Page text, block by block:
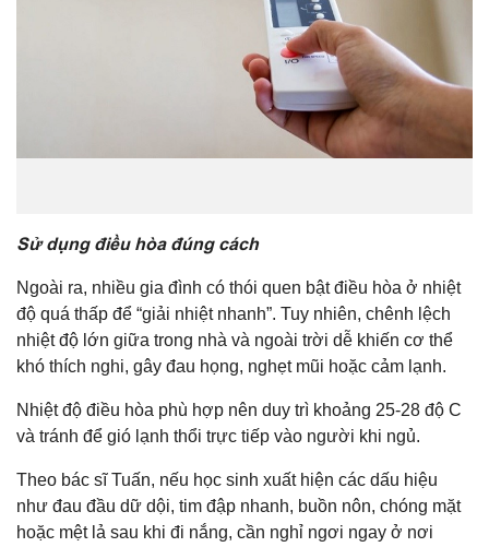
Sử dụng điều hòa đúng cách
Ngoài ra, nhiều gia đình có thói quen bật điều hòa ở nhiệt
độ quá thấp để “giải nhiệt nhanh”. Tuy nhiên, chênh lệch
nhiệt độ lớn giữa trong nhà và ngoài trời dễ khiến cơ thể
khó thích nghi, gây đau họng, nghẹt mũi hoặc cảm lạnh.
Nhiệt độ điều hòa phù hợp nên duy trì khoảng 25-28 độ C
và tránh để gió lạnh thổi trực tiếp vào người khi ngủ.
Theo bác sĩ Tuấn, nếu học sinh xuất hiện các dấu hiệu
như đau đầu dữ dội, tim đập nhanh, buồn nôn, chóng mặt
hoặc mệt lả sau khi đi nắng, cần nghỉ ngơi ngay ở nơi